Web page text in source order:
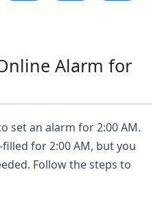
Alarm for
set an alarm for 2:00 AM.
for 2:00 AM, but you
Follow the steps to